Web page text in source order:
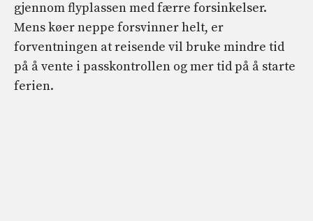
gjennom flyplassen med færre forsinkelser.
Mens køer neppe forsvinner helt, er
forventningen at reisende vil bruke mindre tid
på å vente i passkontrollen og mer tid på å starte
ferien.